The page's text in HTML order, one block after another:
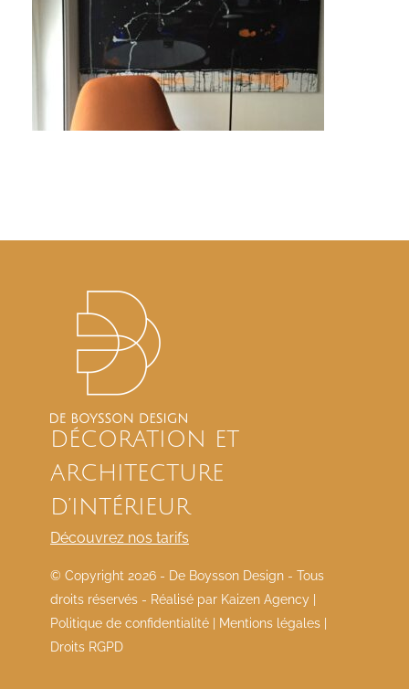
DÉCORATION ET
ARCHITECTURE
D’INTÉRIEUR
Découvrez nos tarifs
© Copyright 2026 - De Boysson Design - Tous
droits réservés - Réalisé par Kaizen Agency
Politique de confidentialité
Mentions légales
Droits RGPD